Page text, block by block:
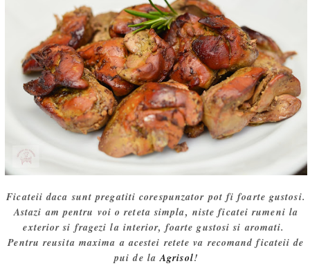
Ficateii daca sunt pregatiti corespunzator pot fi foarte gustosi.
Astazi am pentru voi o reteta simpla, niste ficatei rumeni la
exterior si fragezi la interior, foarte gustosi si aromati.
Pentru reusita maxima a acestei retete va recomand ficateii de
pui de laAgrisol!